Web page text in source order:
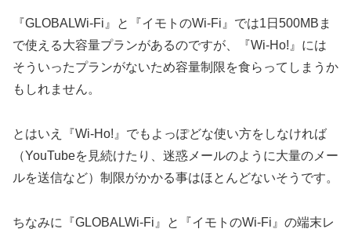
『GLOBALWi-Fi』と『イモトのWi-Fi』では1日500MBま
で使える大容量プランがあるのですが、『Wi-Ho!』には
そういったプランがないため容量制限を食らってしまうか
もしれません。
とはいえ『Wi-Ho!』でもよっぽどな使い方をしなければ
（YouTubeを見続けたり、迷惑メールのように大量のメー
ルを送信など）制限がかかる事はほとんどないそうです。
ちなみに『GLOBALWi-Fi』と『イモトのWi-Fi』の端末レ